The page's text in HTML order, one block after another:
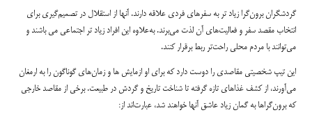
گردشگران برون‌گرا زیاد تر به سفرهای فردی علاقه دارند. آنها از استقلال در تصمیم‌گیری برای
انتخاب مقصد سفر و فعالیت‌های آن لذت می‌برند. به‌علاوه این افراد زیاد تر اجتماعی می باشند و
می‌توانند با مردم محلی راحت‌تر ربط برقرار کنند.
این تیپ شخصیتی مقاصدی را دوست دارد که برای او ازمایش ها و زمان‌های گوناگون را به ارمغان
می‌آورند، از کشف غذاهای تازه گرفته تا شناخت تاریخ و گردش در طبیعت. برخی از مقاصد خارجی
که برون‌گراها به گمان زیاد عاشق آنها خواهند شد، عبارت‌اند از: